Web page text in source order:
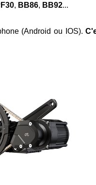
, BB86, BB92...
(Android ou IOS).